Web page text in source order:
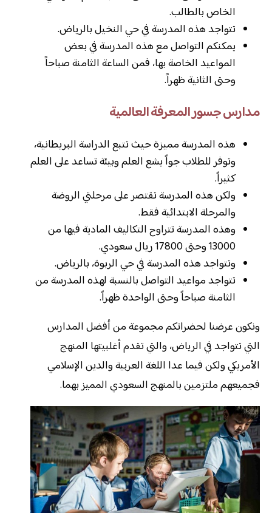
الخاص بالطالب.
تتواجد هذه المدرسة في حي النخيل بالرياض.
يمكنكم التواصل مع هذه المدرسة في بعض
المواعيد الخاصة بها، فمن الساعة الثامنة صباحاً
وحتى الثانية ظهراً.
مدارس جسور المعرفة العالمية
هذه المدرسة مميزة حيث تتبع الدراسة البريطانية،
وتوفر للطلاب جواً يشع العلم وبيئة تساعد على العلم
كثيراً.
ولكن هذه المدرسة تقتصر على مرحلتي الروضة
والمرحلة الابتدائية فقط.
وهذه المدرسة تتراوح التكاليف المادية فيها من
13000 وحتى 17800 ريال سعودي.
وتتواجد هذه المدرسة في حي الربوة، بالرياض.
تتواجد مواعيد التواصل بالنسبة لهذه المدرسة من
الثامنة صباحاً وحتى الواحدة ظهراً.
ونكون عرضنا لحضراتكم مجموعة من أفضل المدارس
التي تتواجد في الرياض، والتي تقدم أغلبيتها المنهج
الأمريكي ولكن فيما عدا اللغة العربية والدين الإسلامي
فجميعهم ملتزمين بالمنهج السعودي المميز بهما.